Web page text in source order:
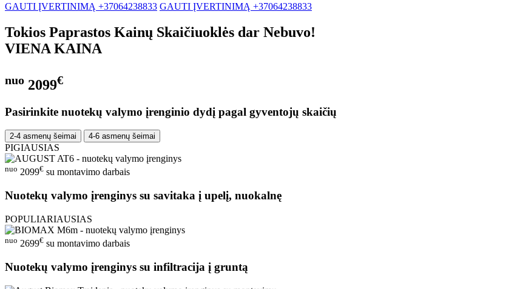
GAUTI ĮVERTINIMĄ +37064238833 GAUTI ĮVERTINIMĄ +37064238833
Tokios Paprastos Kainų Skaičiuoklės dar Nebuvo!
VIENA KAINA
nuo 2099€
Pasirinkite nuotekų valymo įrenginio dydį pagal gyventojų skaičių
2-4 asmenų šeimai 4-6 asmenų šeimai
PIGIAUSIAS
nuo 2099€ su montavimo darbais
Nuotekų valymo įrenginys su savitaka į upelį, nuokalnę
POPULIARIAUSIAS
nuo 2699€ su montavimo darbais
Nuotekų valymo įrenginys su infiltracija į gruntą